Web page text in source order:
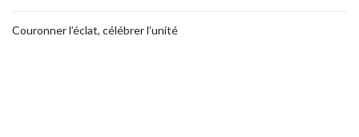
Couronner l’éclat, célébrer l’unité